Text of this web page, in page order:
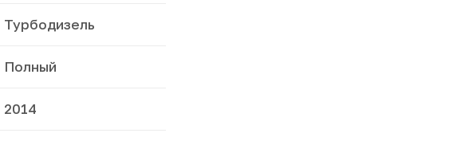
Турбодизель
Полный
2014